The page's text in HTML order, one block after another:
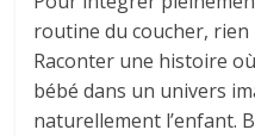
routine du coucher, rien
Raconter une histoire
bébé dans un univers
naturellement l’enfant.